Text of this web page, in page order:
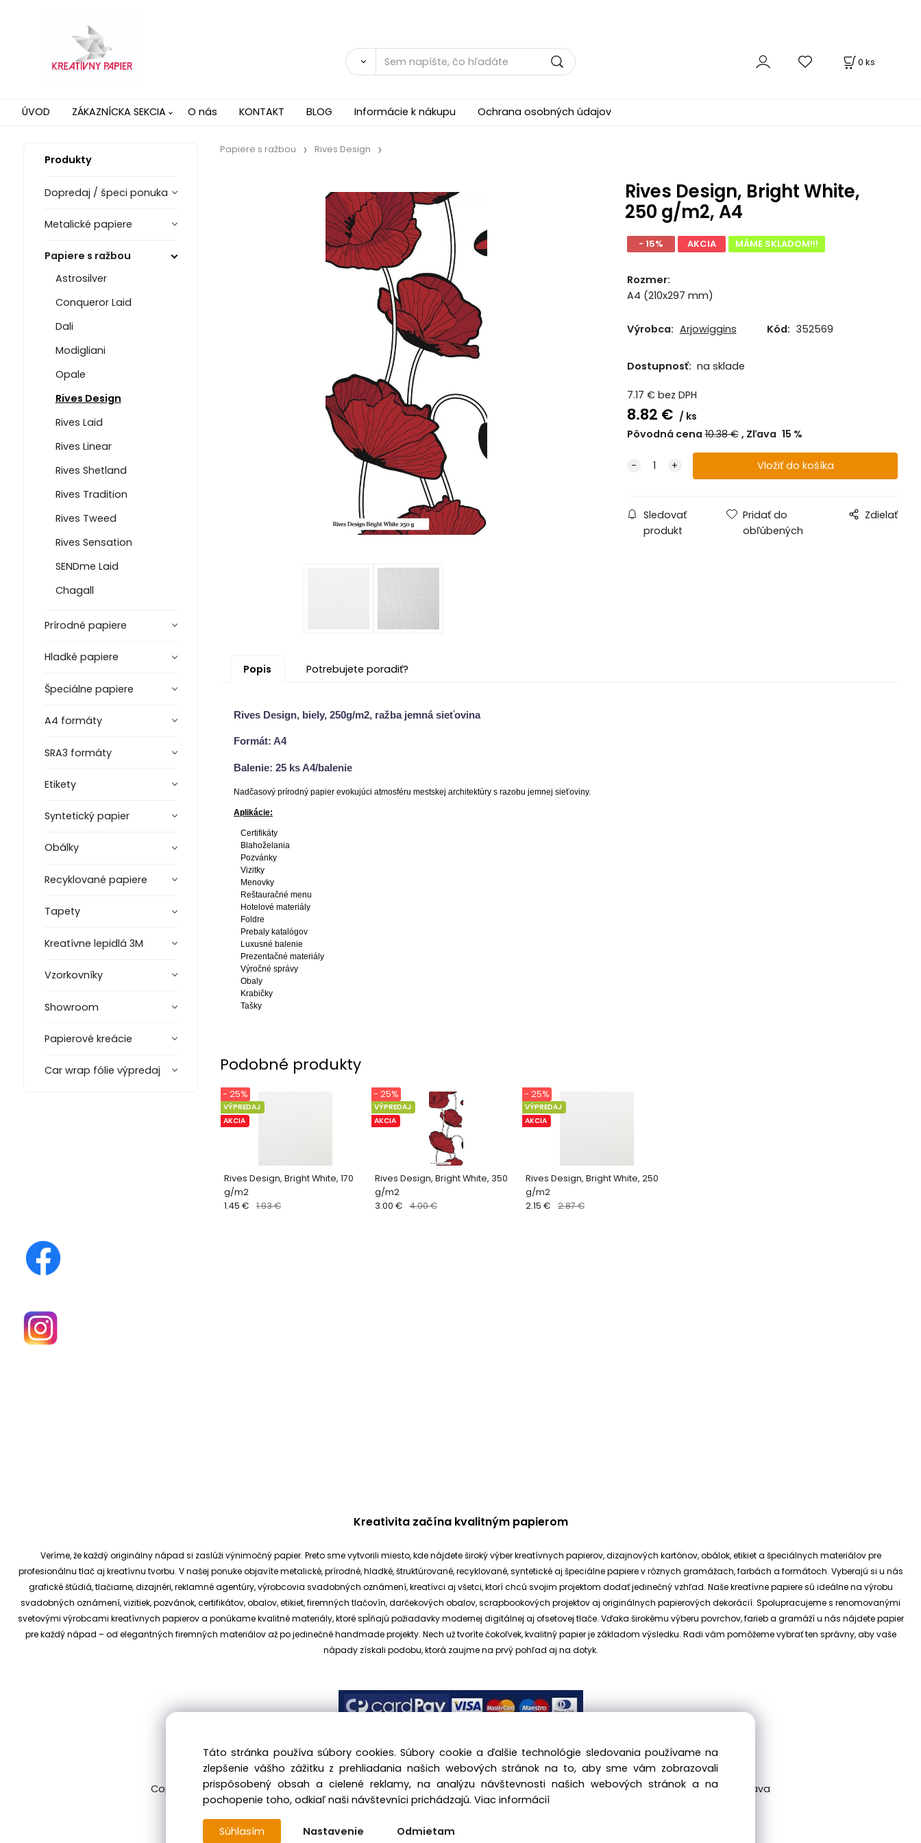
0 ks
ÚVOD ZÁKAZNÍCKA SEKCIA O nás KONTAKT BLOG Informácie k nákupu Ochrana osobných údajov
Produkty
Dopredaj / špeci ponuka
Metalické papiere
Papiere s ražbou
Astrosilver
Conqueror Laid
Dali
Modigliani
Opale
Rives Design
Rives Laid
Rives Linear
Rives Shetland
Rives Tradition
Rives Tweed
Rives Sensation
SENDme Laid
Chagall
Prírodné papiere
Hladké papiere
Špeciálne papiere
A4 formáty
SRA3 formáty
Etikety
Syntetický papier
Obálky
Recyklované papiere
Tapety
Kreatívne lepidlá 3M
Vzorkovníky
Showroom
Papierové kreácie
Car wrap fólie výpredaj
Papiere s ražbou Rives Design
Rives Design, Bright White,
250 g/m2, A4
- 15% AKCIA MÁME SKLADOM!!!
Rozmer:
A4 (210x297 mm)
Výrobca: Arjowiggins Kód: 352569
Dostupnosť: na sklade
7.17 € bez DPH
8.82 €
ks
Pôvodná cena 10.38€ Zľava 15 %
Sledovať
produkt
Pridať do
obľúbených
Zdielať
Popis Potrebujete poradiť?
Rives Design, biely, 250g/m2, ražba jemná sieťovina
Formát: A4
Balenie: 25 ks A4/balenie
Nadčasový prírodný papier evokujúci atmosféru mestskej architektúry s razobu jemnej sieťoviny.
Aplikácie:
Certifikáty
Blahoželania
Pozvánky
Vizitky
Menovky
Reštauračné menu
Hotelové materiály
Foldre
Prebaly katalógov
Luxusné balenie
Prezentačné materiály
Výročné správy
Obaly
Krabičky
Tašky
Podobné produkty
Rives Design, Bright White, 170
g/m2
VÝPREDAJ
AKCIA
- 25%
1.45 € 1.93 €
Rives Design, Bright White, 350
g/m2
VÝPREDAJ
AKCIA
- 25%
3.00 € 4.00 €
Rives Design, Bright White, 250
g/m2
VÝPREDAJ
AKCIA
- 25%
2.15 € 2.87 €
Kreativita začína kvalitným papierom
Veríme, že každý originálny nápad si zaslúži výnimočný papier. Preto sme vytvorili miesto, kde nájdete široký výber kreatívnych papierov, dizajnových kartónov, obálok, etikiet a špeciálnych materiálov pre
profesionálnu tlač aj kreatívnu tvorbu. V našej ponuke objavíte metalické, prírodné, hladké, štruktúrované, recyklované, syntetické aj špeciálne papiere v rôznych gramážach, farbách a formátoch. Vyberajú si u nás
grafické štúdiá, tlačiarne, dizajnéri, reklamné agentúry, výrobcovia svadobných oznámení, kreatívci aj všetci, ktorí chcú svojim projektom dodať jedinečný vzhľad. Naše kreatívne papiere sú ideálne na výrobu
svadobných oznámení, vizitiek, pozvánok, certifikátov, obalov, etikiet, firemných tlačovín, darčekových obalov, scrapbookových projektov aj originálnych papierových dekorácií. Spolupracujeme s renomovanými
svetovými výrobcami kreatívnych papierov a ponúkame kvalitné materiály, ktoré spĺňajú požiadavky modernej digitálnej aj ofsetovej tlače. Vďaka širokému výberu povrchov, farieb a gramáží u nás nájdete papier
pre každý nápad – od elegantných firemných materiálov až po jedinečné handmade projekty. Nech už tvoríte čokoľvek, kvalitný papier je základom výsledku. Radi vám pomôžeme vybrať ten správny, aby vaše
nápady získali podobu, ktorá zaujme na prvý pohľad aj na dotyk.
Copyright © 2017 kreativnypapier.sk, All rights reserved | hajekova@kreativnypapier.sk | Beckovská 38/A, 831 04 Bratislava
Táto stránka používa súbory cookies. Súbory cookie a ďalšie technológie sledovania používame na
zlepšenie vášho zážitku z prehliadania našich webových stránok na to, aby sme vám zobrazovali
prispôsobený obsah a cielené reklamy, na analýzu návštevnosti našich webových stránok a na
pochopenie toho, odkiaľ naši návštevníci prichádzajú. Viac informácií
Súhlasím Nastavenie Odmietam